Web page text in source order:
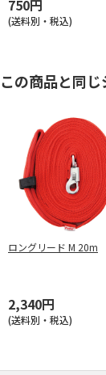
750円
(送料別・税込)
この商品と同
ロングリード M 20m
2,340円
(送料別・税込)